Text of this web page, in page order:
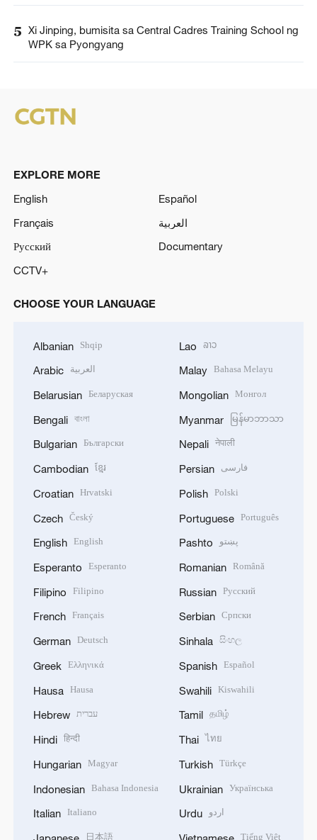
5 Xi Jinping, bumisita sa Central Cadres Training School ng
WPK sa Pyongyang
EXPLORE MORE
English
Español
Français
العربية
Русский
Documentary
CCTV+
CHOOSE YOUR LANGUAGE
Albanian Shqip
Arabic العربية
Belarusian Беларуская
Bengali বাংলা
Bulgarian Български
Cambodian ខ្មែរ
Croatian Hrvatski
Czech Český
English English
Esperanto Esperanto
Filipino Filipino
French Français
German Deutsch
Greek Ελληνικά
Hausa Hausa
Hebrew עברית
Hindi हिन्दी
Hungarian Magyar
Indonesian Bahasa Indonesia
Italian Italiano
日本語
Lao ລາວ
Malay Bahasa Melayu
Mongolian Монгол
Myanmar မြန်မာဘာသာ
Nepali नेपाली
Persian فارسی
Polish Polski
Portuguese Português
Pashto پښتو
Romanian Română
Russian Русский
Serbian Српски
Sinhala සිංහල
Spanish Español
Swahili Kiswahili
Tamil தமிழ்
Thai ไทย
Turkish Türkçe
Ukrainian Українська
Urdu اردو
Tiếng Việt